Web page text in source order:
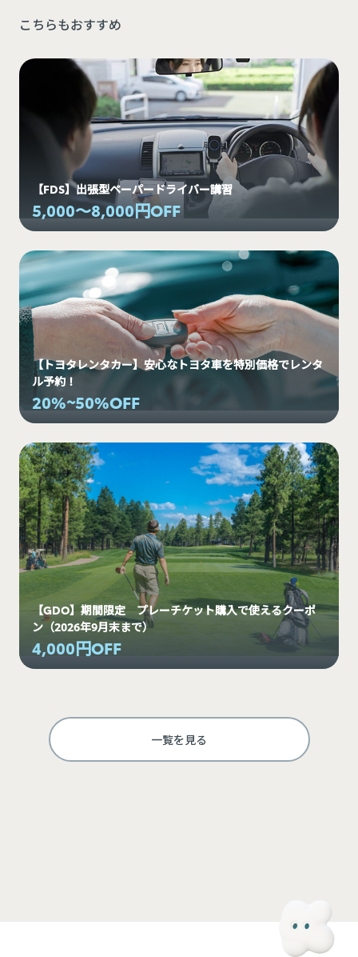
こちらもおすすめ
【FDS】出張型ペーパードライバー講習
5,000～8,000円OFF
【トヨタレンタカー】安心なトヨタ車を特別価格でレンタ
ル予約！
20%~50%OFF
【GDO】期間限定 プレーチケット購入で使えるクーポ
ン（2026年9月末まで）
4,000円OFF
一覧を見る